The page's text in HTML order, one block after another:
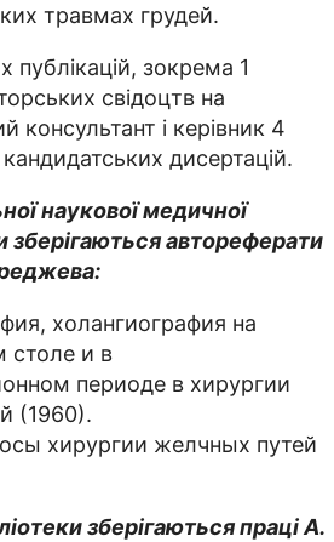
травмах грудей.
публікацій, зокрема 1
свідоцтв на
консультант і керівник 4
дисертацій.
наукової медичної
зберігаються автореферати
холангиография на
столе и в
периоде в хирургии
(1960).
хирургии желчных путей
зберігаються праці А.